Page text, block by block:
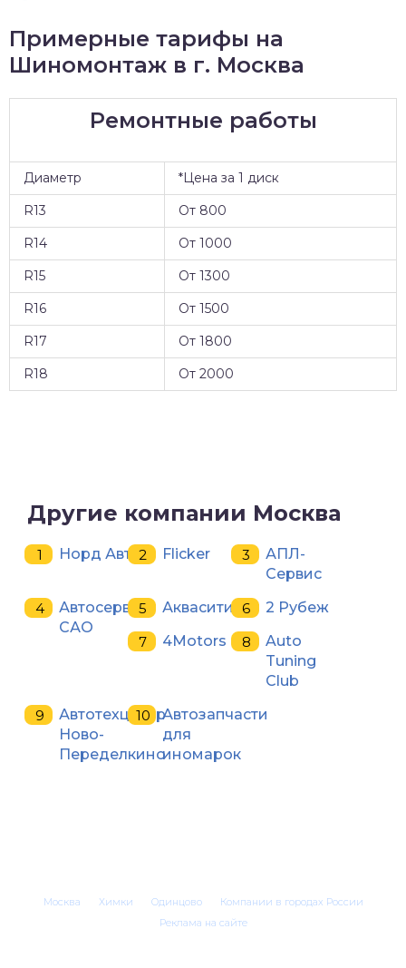
Примерные тарифы на
Шиномонтаж в г. Москва
Ремонтные работы
Диаметр
*Цена за 1 диск
R13
От 800
R14
От 1000
R15
От 1300
R16
От 1500
R17
От 1800
R18
От 2000
Другие компании Москва
Норд Авто Flicker
АПЛ-
Сервис
Автосервис
САО
Аквасити
2 Рубеж
4Motors
Auto
Tuning
Club
Автотехцентр
Ново-
Переделкино
Автозапчасти
для
иномарок
Москва Химки Одинцово
Компании в городах России
Реклама на сайте